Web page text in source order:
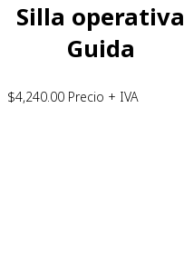
Silla operativa
Guida
$4,240.00 Precio + IVA